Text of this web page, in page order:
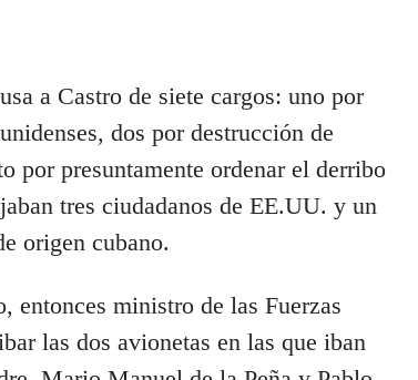
a Castro de siete cargos: uno por
dos por destrucción de
por presuntamente ordenar el derribo
tres ciudadanos de EE.UU. y un
origen cubano.
entonces ministro de las Fuerzas
las dos avionetas en las que iban